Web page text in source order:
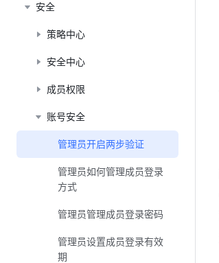
安全
策略中心
安全中心
成员权限
账号安全
管理员开启两步验证
管理员如何管理成员登录
方式
管理员管理成员登录密码
管理员设置成员登录有效
期